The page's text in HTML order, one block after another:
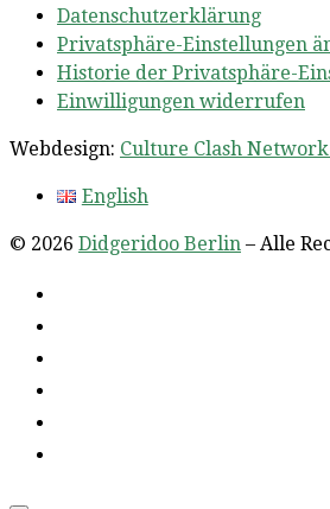
Datenschutzerklärung
Privatsphäre-Einstellungen
Historie der Privatsphäre-
Einwilligungen widerrufen
Webdesign: Culture Clash Network
English
© 2026 Didgeridoo Berlin – Alle